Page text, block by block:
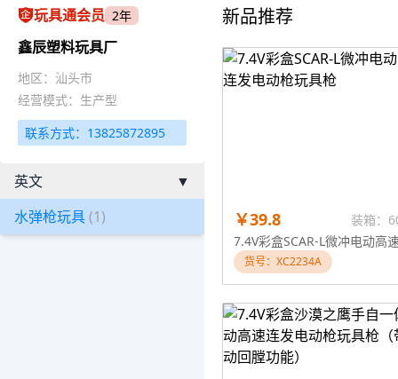
玩具通会员 2年
鑫辰塑料玩具厂
地区：汕头市
经营模式：生产型
联系方式：13825872895
英文
▼
水弹枪玩具(1)
新品推荐
￥39.8 装箱：
货号：XC2234A